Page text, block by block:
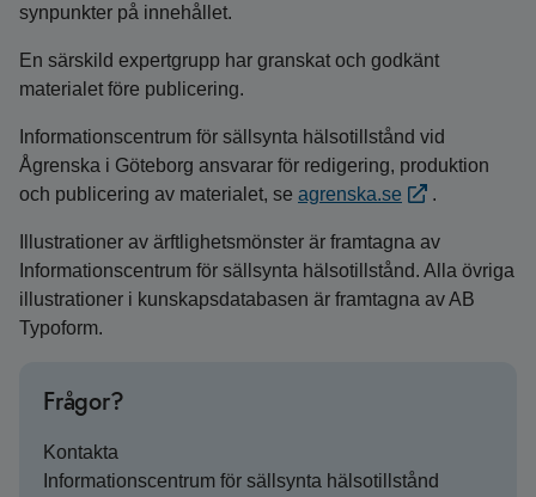
synpunkter på innehållet.
En särskild expertgrupp har granskat och godkänt
materialet före publicering.
Informationscentrum för sällsynta hälsotillstånd vid
Ågrenska i Göteborg ansvarar för redigering, produktion
och publicering av materialet, se agrenska.se .
Illustrationer av ärftlighetsmönster är framtagna av
Informationscentrum för sällsynta hälsotillstånd. Alla övriga
illustrationer i kunskapsdatabasen är framtagna av AB
Typoform.
Frågor?
Kontakta
Informationscentrum för sällsynta hälsotillstånd